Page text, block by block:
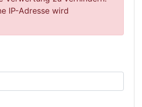
IP-Adresse wird